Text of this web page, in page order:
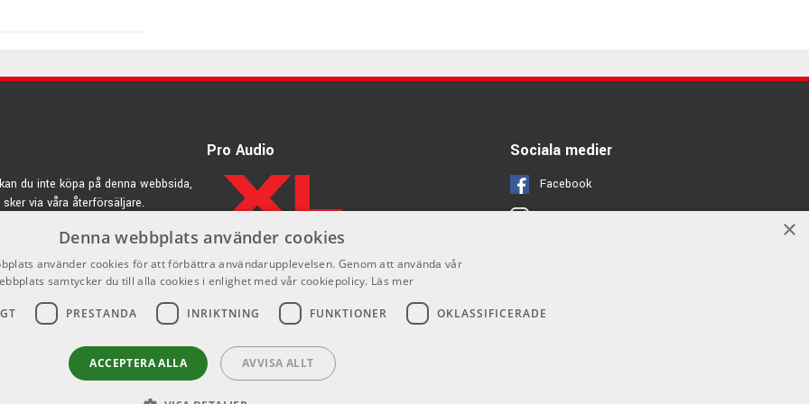
med ett underbart sound. PRS Guitars har en unik
deras flexibla lyhördhet inför gitarristens alla behov har
du inte köpa på denna webbsida,
via våra återförsäljare.
Pro Audio Sociala medier
Facebook
Instagram ×
Denna webbplats använder cookies
använder cookies för att förbättra användarupplevelsen. Genom att använda vår
samtycker du till alla cookies i enlighet med vår cookiepolicy. Läs mer
PRESTANDA INRIKTNING FUNKTIONER OKLASSIFICERADE
ACCEPTERA ALLA AVVISA ALLT